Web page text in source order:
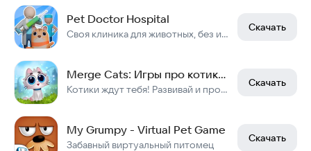
Pet Doctor Hospital
Своя клиника для животных, без интернета.
Скачать
Merge Cats: Игры про котиков!
Котики ждут тебя! Развивай и процветай!
Скачать
My Grumpy - Virtual Pet Game
Забавный виртуальный питомец
Скачать